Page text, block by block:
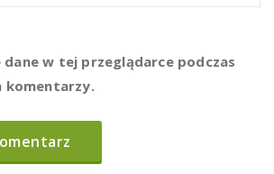
w tej przeglądarce podczas
komentarzy.